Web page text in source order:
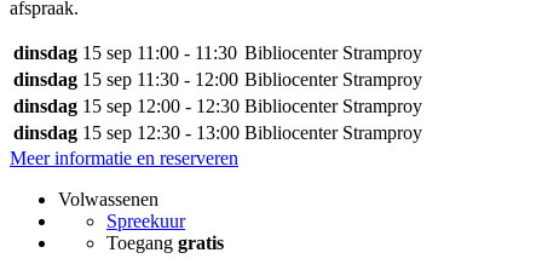
afspraak.
dinsdag 15 sep 11:00 - 11:30 Bibliocenter Stramproy
dinsdag 15 sep 11:30 - 12:00 Bibliocenter Stramproy
dinsdag 15 sep 12:00 - 12:30 Bibliocenter Stramproy
dinsdag 15 sep 12:30 - 13:00 Bibliocenter Stramproy
Meer informatie en reserveren
Volwassenen
Spreekuur
Toegang gratis